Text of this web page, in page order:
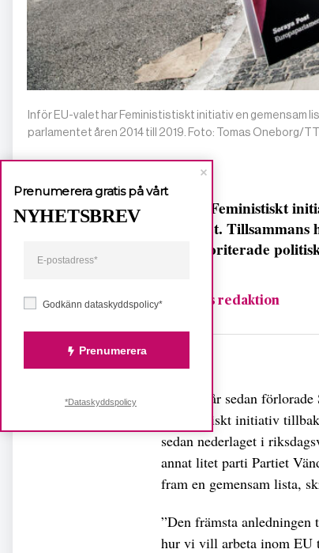
Inför EU-valet har Feminististiskt initiativ en gemensam
parlamentet åren 2014 till 2019. Foto: Tomas Oneborg/TT
Partiet Feministiskt
EU-valet.
och prioriterade
Fempers redaktion
För fem år sedan
Feministiskt initiativ
sedan nederlaget i
annat litet parti Partiet
fram en gemensam lista,
”Den främsta
hur vi vill arbeta inom EU
Godkänn dataskyddspolicy*
Prenumerera
Prenumerera gratis på vårt
NYHETSBREV
*Dataskyddspolicy